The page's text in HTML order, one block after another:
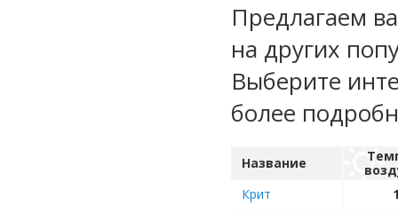
Предлагаем
на других
Выберите
более
Название
Крит